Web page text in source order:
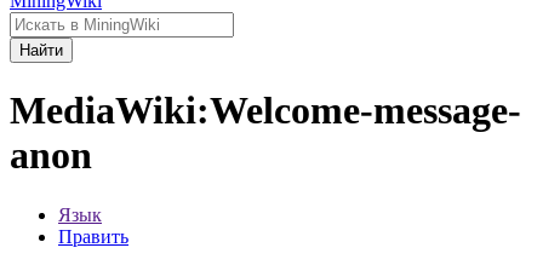
Найти
MediaWiki:Welcome-message-
anon
Язык
Править